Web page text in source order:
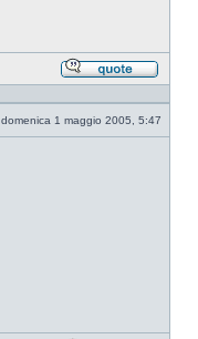
domenica 1 maggio 2005, 5:47